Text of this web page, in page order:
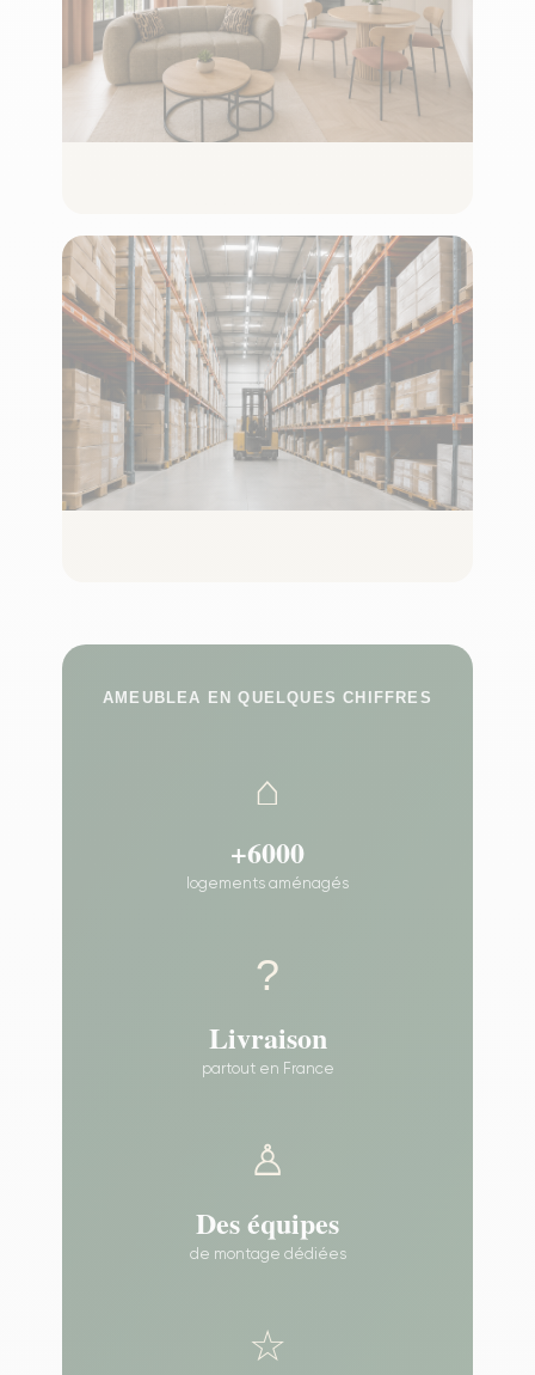
AMEUBLEA EN QUELQUES CHIFFRES
⌂
+6000
logements aménagés
?
Livraison
partout en France
♙
Des équipes
de montage dédiées
☆